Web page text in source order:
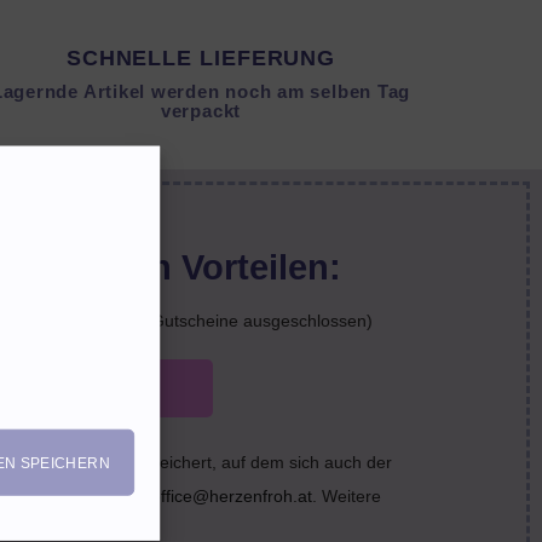
SPEICHERN
SCHNELLE LIEFERUNG
Artikel werden noch am selben Tag
verpackt
diesen Vorteilen:
Bestellung (Gutscheine ausgeschlossen)
Webserver gespeichert, auf dem sich auch der
uns eine Mail an
office@herzenfroh.at . Weitere